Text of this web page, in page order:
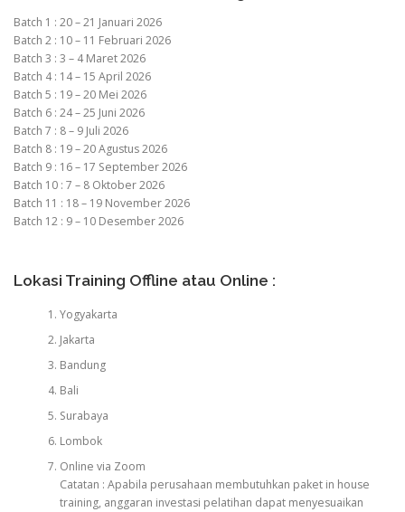
Batch 1 : 20 – 21 Januari 2026
Batch 2 : 10 – 11 Februari 2026
Batch 3 : 3 – 4 Maret 2026
Batch 4 : 14 – 15 April 2026
Batch 5 : 19 – 20 Mei 2026
Batch 6 : 24 – 25 Juni 2026
Batch 7 : 8 – 9 Juli 2026
Batch 8 : 19 – 20 Agustus 2026
Batch 9 : 16 – 17 September 2026
Batch 10 : 7 – 8 Oktober 2026
Batch 11 : 18 – 19 November 2026
Batch 12 : 9 – 10 Desember 2026
Lokasi Training Offline atau Online :
Yogyakarta
Jakarta
Bandung
Bali
Surabaya
Lombok
Online via Zoom
Catatan : Apabila perusahaan membutuhkan paket in house
training, anggaran investasi pelatihan dapat menyesuaikan